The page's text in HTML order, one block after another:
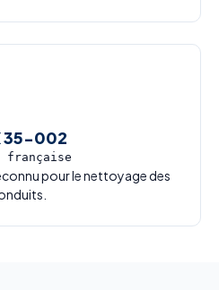
35-002
française
pour le nettoyage des